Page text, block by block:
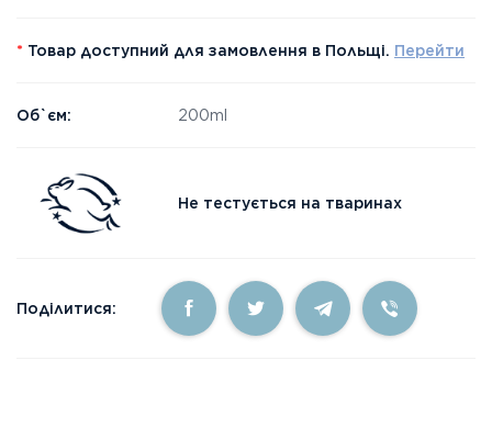
* Товар доступний для замовлення в Польщі. Перейти
Об`єм: 200ml
Не тестується на тваринах
Поділитися: